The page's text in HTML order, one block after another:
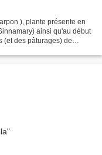
), plante présente en
ainsi qu'au début
(et des pâturages) de